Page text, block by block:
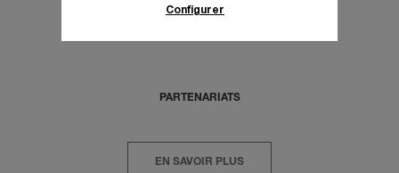
EN SAVOIR PLUS
PARTENARIATS
EN SAVOIR PLUS
donnez votre consentement pour l’utilisation
donnez votre consentement uniquement
Configurer